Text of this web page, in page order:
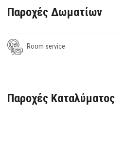
Παροχές Δωματίων
Room service
Παροχές Καταλύματος